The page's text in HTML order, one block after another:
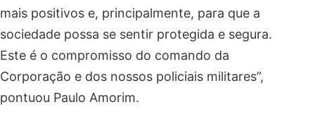
mais positivos e, principalmente, para que a
sociedade possa se sentir protegida e segura.
Este é o compromisso do comando da
Corporação e dos nossos policiais militares”,
pontuou Paulo Amorim.